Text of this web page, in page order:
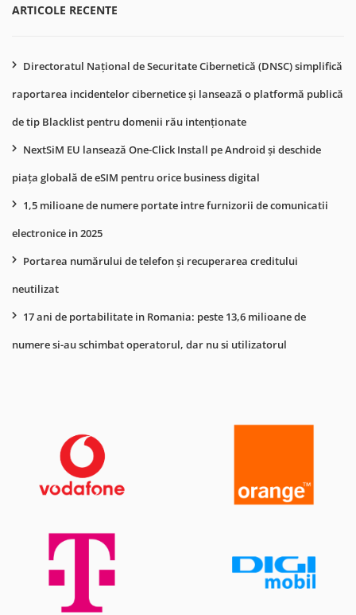
ARTICOLE RECENTE
Directoratul Național de Securitate Cibernetică (DNSC) simplifică
raportarea incidentelor cibernetice și lansează o platformă publică
de tip Blacklist pentru domenii rău intenționate
NextSiM EU lansează One-Click Install pe Android și deschide
piața globală de eSIM pentru orice business digital
1,5 milioane de numere portate intre furnizorii de comunicatii
electronice in 2025
Portarea numărului de telefon și recuperarea creditului
neutilizat
17 ani de portabilitate in Romania: peste 13,6 milioane de
numere si-au schimbat operatorul, dar nu si utilizatorul